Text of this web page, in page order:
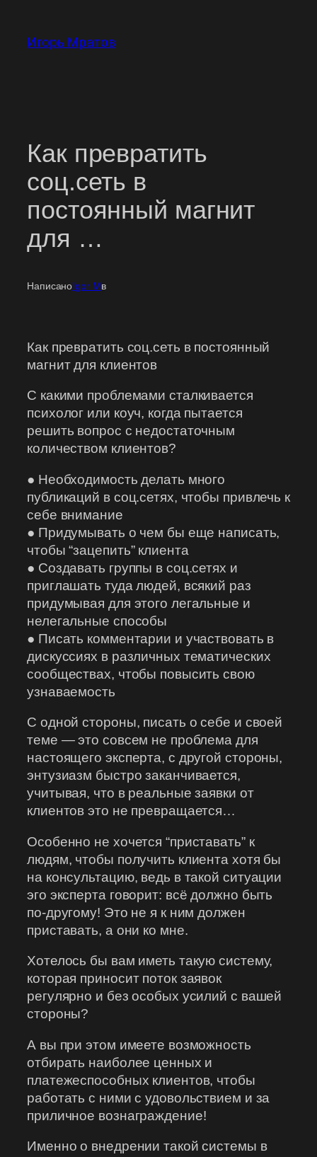
содержимому
Игорь Мратов
Как превратить
соц.сеть в
постоянный магнит
для …
НаписаноIgor Mв
Как превратить соц.сеть в постоянный
магнит для клиентов
С какими проблемами сталкивается
психолог или коуч, когда пытается
решить вопрос с недостаточным
количеством клиентов?
● Необходимость делать много
публикаций в соц.сетях, чтобы привлечь к
себе внимание
● Придумывать о чем бы еще написать,
чтобы “зацепить” клиента
● Создавать группы в соц.сетях и
приглашать туда людей, всякий раз
придумывая для этого легальные и
нелегальные способы
● Писать комментарии и участвовать в
дискуссиях в различных тематических
сообществах, чтобы повысить свою
узнаваемость
С одной стороны, писать о себе и своей
теме — это совсем не проблема для
настоящего эксперта, с другой стороны,
энтузиазм быстро заканчивается,
учитывая, что в реальные заявки от
клиентов это не превращается…
Особенно не хочется “приставать” к
людям, чтобы получить клиента хотя бы
на консультацию, ведь в такой ситуации
эго эксперта говорит: всё должно быть
по-другому! Это не я к ним должен
приставать, а они ко мне.
Хотелось бы вам иметь такую систему,
которая приносит поток заявок
регулярно и без особых усилий с вашей
стороны?
А вы при этом имеете возможность
отбирать наиболее ценных и
платежеспособных клиентов, чтобы
работать с ними с удовольствием и за
приличное вознаграждение!
Именно о внедрении такой системы в